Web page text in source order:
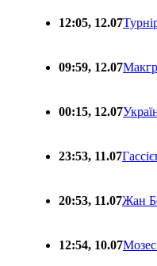
12:05, 12.07
09:59, 12.07
00:15, 12.07
23:53, 11.07
20:53, 11.07Жан
12:54, 10.07